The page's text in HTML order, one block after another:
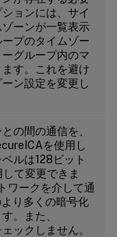
ョンには、サイ
ーンが一覧表示
プのタイムゾー
グループ内のマ
す。これを避け
ン設定を変更し
の間の通信を、
を使用し
ルは128ビット
て変更できま
ワークを介して通
り多くの暗号化
。また、
ックしません。